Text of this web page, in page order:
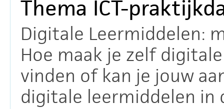
Thema ICT-
Digitale Leermiddelen:
Hoe maak je zelf
vinden of kan je jouw
digitale leermiddelen in